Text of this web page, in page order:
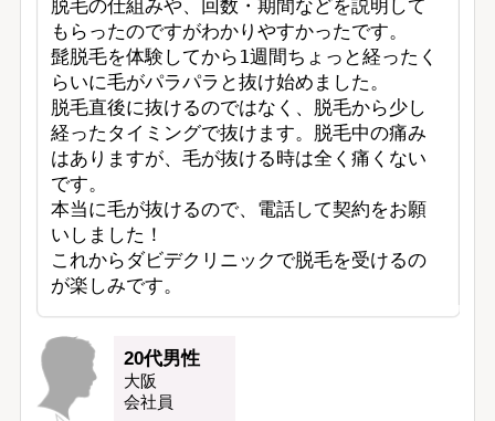
脱毛の仕組みや、回数・期間などを説明して
もらったのですがわかりやすかったです。
髭脱毛を体験してから1週間ちょっと経ったく
らいに毛がパラパラと抜け始めました。
脱毛直後に抜けるのではなく、脱毛から少し
経ったタイミングで抜けます。脱毛中の痛み
はありますが、毛が抜ける時は全く痛くない
です。
本当に毛が抜けるので、電話して契約をお願
いしました！
これからダビデクリニックで脱毛を受けるの
が楽しみです。
20代男性
大阪
会社員